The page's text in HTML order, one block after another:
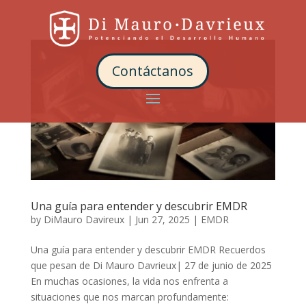
Contáctanos
Una guía para entender y descubrir EMDR
by DiMauro Davireux| Jun 27, 2025 | EMDR
Una guía para entender y descubrir EMDR Recuerdos
que pesan de Di Mauro Davrieux| 27 de junio de 2025
En muchas ocasiones, la vida nos enfrenta a
situaciones que nos marcan profundamente: